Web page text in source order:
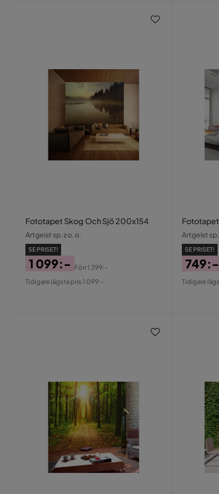
Fototapet Skog Och Sjö 200x154
Artgeist sp. z o. o.
SE PRISET!
Pris
1 099:-
Original
Förr1 399:-
Tidigare lägsta pris 1 099:-
Artgeist sp.
SE PRISET!
Pris
749:-
Tidigare